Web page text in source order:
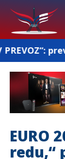
prevoz
EURO
redu,“